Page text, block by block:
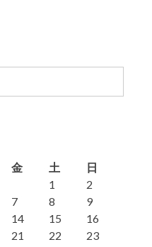
金 土
日
1
2
7 8
9
14 15
16
21 22
23